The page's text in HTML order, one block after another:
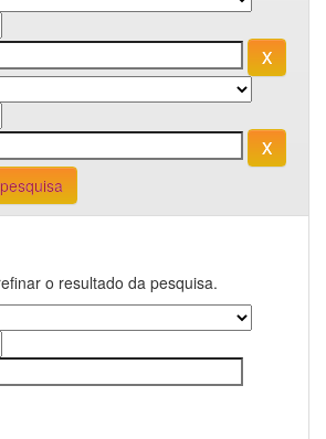
o resultado da pesquisa.